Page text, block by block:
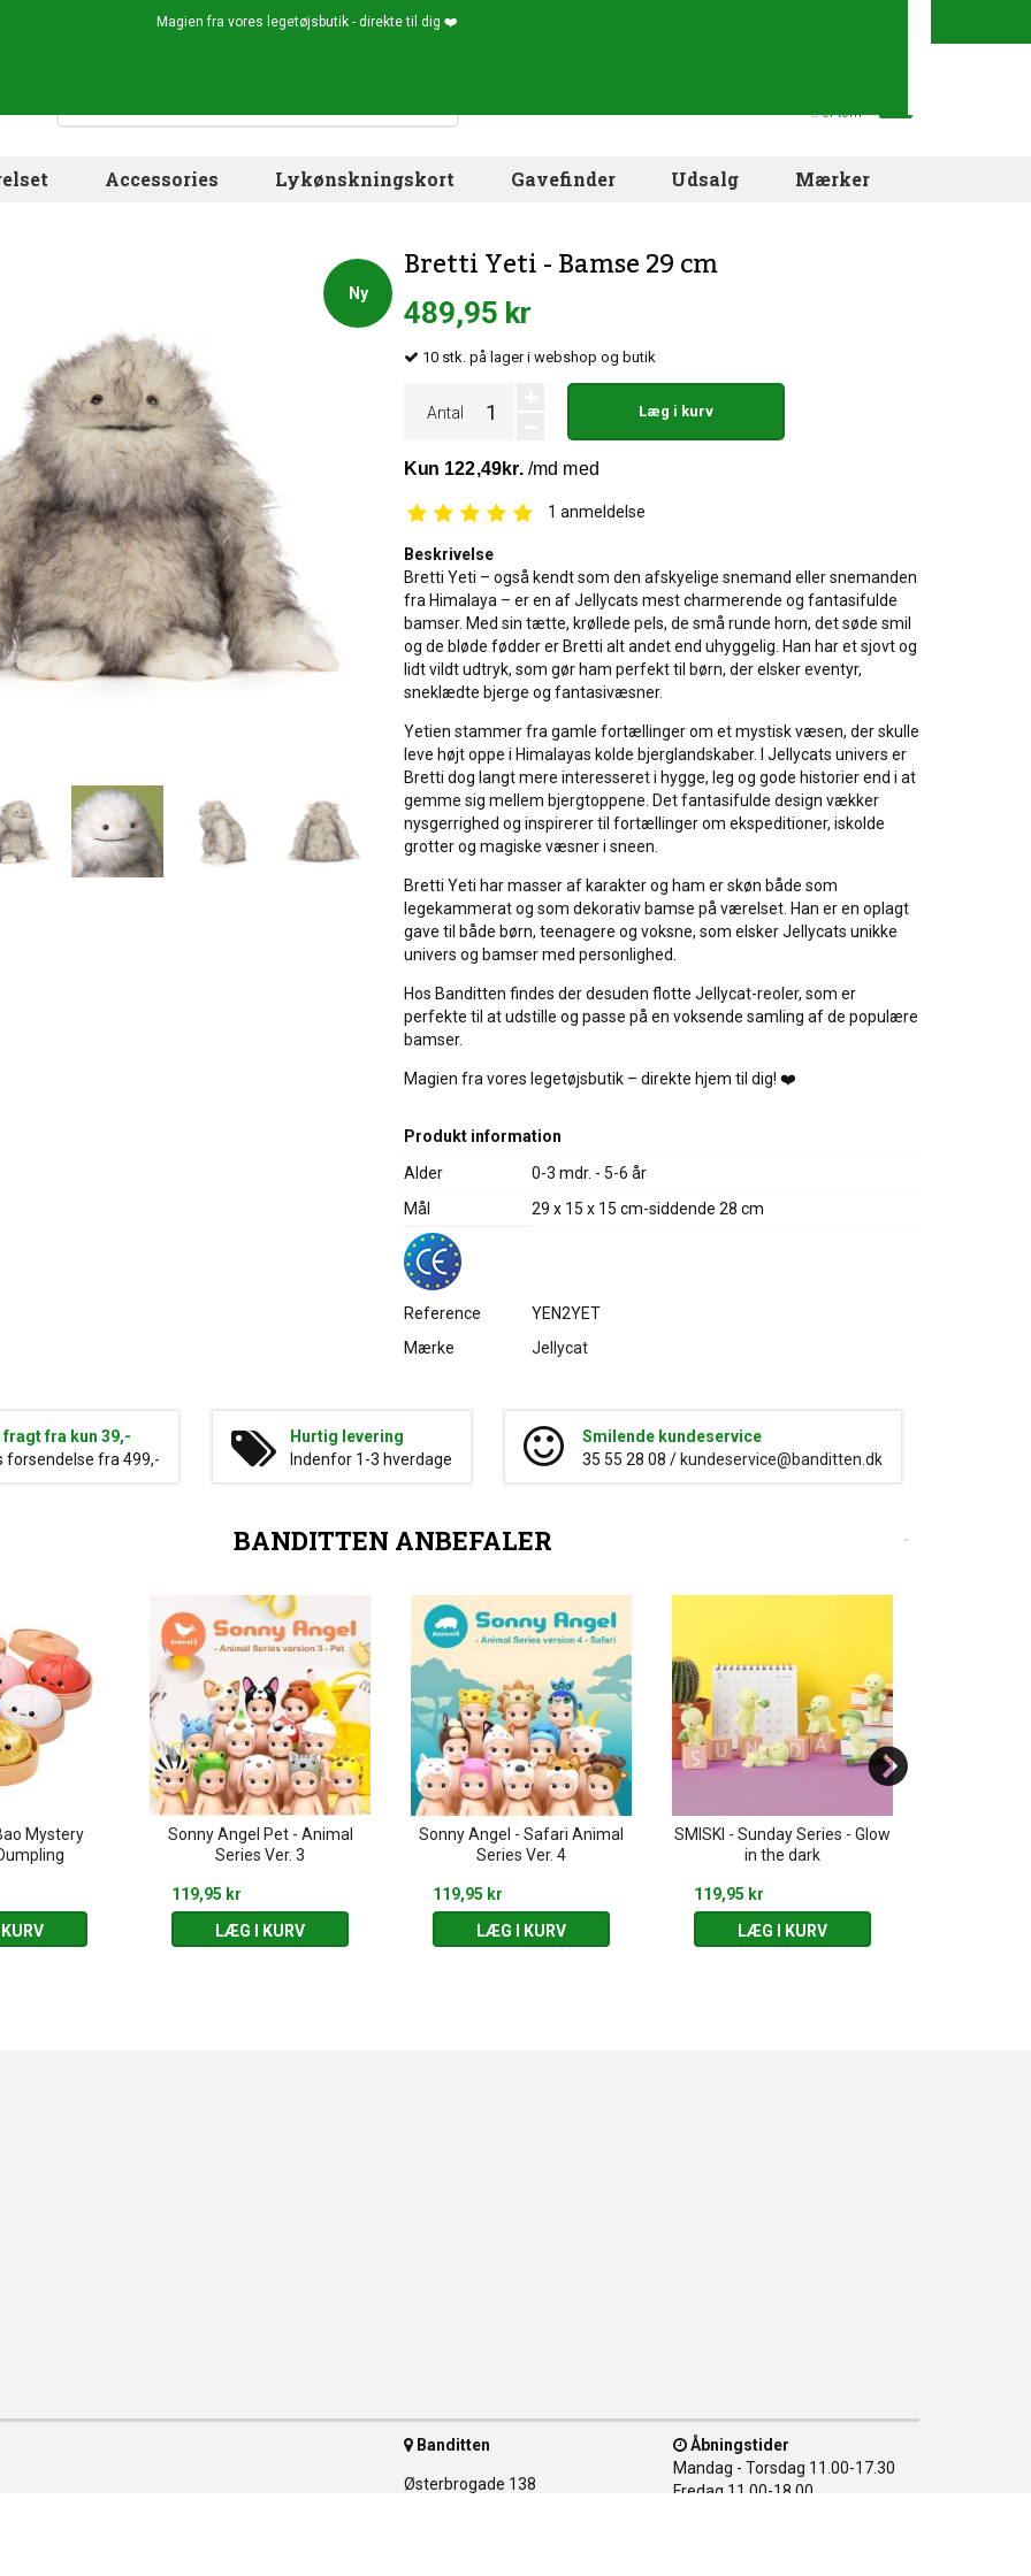
Magien fra vores legetøjsbutik - direkte til dig ❤️
.. er tom
Accessories Lykønskningskort Gavefinder Udsalg Mærker
Ny
Bretti Yeti - Bamse 29 cm
489,95 kr
10 stk. på lager i webshop og butik
Antal Læg i kurv
1 anmeldelse
Beskrivelse
Bretti Yeti – også kendt som den afskyelige snemand eller snemanden
fra Himalaya – er en af Jellycats mest charmerende og fantasifulde
bamser. Med sin tætte, krøllede pels, de små runde horn, det søde smil
og de bløde fødder er Bretti alt andet end uhyggelig. Han har et sjovt og
lidt vildt udtryk, som gør ham perfekt til børn, der elsker eventyr,
sneklædte bjerge og fantasivæsner.
Yetien stammer fra gamle fortællinger om et mystisk væsen, der skulle
leve højt oppe i Himalayas kolde bjerglandskaber. I Jellycats univers er
Bretti dog langt mere interesseret i hygge, leg og gode historier end i at
gemme sig mellem bjergtoppene. Det fantasifulde design vækker
nysgerrighed og inspirerer til fortællinger om ekspeditioner, iskolde
grotter og magiske væsner i sneen.
Bretti Yeti har masser af karakter og ham er skøn både som
legekammerat og som dekorativ bamse på værelset. Han er en oplagt
gave til både børn, teenagere og voksne, som elsker Jellycats unikke
univers og bamser med personlighed.
Hos Banditten findes der desuden flotte Jellycat-reoler, som er
perfekte til at udstille og passe på en voksende samling af de populære
bamser.
Magien fra vores legetøjsbutik – direkte hjem til dig! ❤️
Produkt information
Alder
0-3 mdr. - 5-6 år
Mål
29 x 15 x 15 cm-siddende 28 cm
Reference
YEN2YET
Mærke
Jellycat
fragt fra kun 39,-
forsendelse fra 499,-
Hurtig levering
Indenfor 1-3 hverdage
Smilende kundeservice
35 55 28 08 / kundeservice@banditten.dk
BANDITTEN ANBEFALER
Mystery
Sonny Angel Pet - Animal
Series Ver. 3
119,95 kr
LÆG I KURV
Sonny Angel - Safari Animal
Series Ver. 4
119,95 kr
LÆG I KURV
SMISKI - Sunday Series - Glow
in the dark
119,95 kr
LÆG I KURV
Banditten
Østerbrogade 138
Åbningstider
Mandag - Torsdag 11.00-17.30
Fredag 11.00-18.00